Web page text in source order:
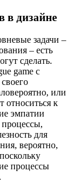
в дизайне
задачи –
– есть
сделать.
game с
или
относиться к
эмпатии
для
вероятно,
процессы